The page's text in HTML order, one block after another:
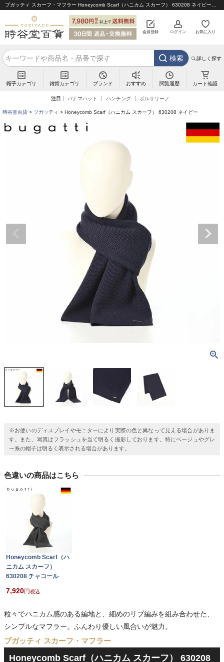
会員登録 ログイン お気に入り
検索 詳しく探す
帽子カテゴリ 雑貨カテゴリ ブランド おすすめ 閲覧履歴 カート確認
注目 パナマハット ハンチング ボルサリーノ
時谷堂百貨 ブガッティ Honeycomb Scarf（ハニカム スカーフ） 630208 ネイビー
※お使いのディスプレイやモニターにより実際の色と異なって見える場合がありま
す。また、写真はフラッシュを当て明るく撮影しております。特にベージュやグレ
ー系の帽子は明るく表示される場合があります。
色違いの商品はこちら
Honeycomb Scarf（ハ
ニカム スカーフ）
630208 チャコール
7,920 税込
粒々でハニカム感のある編地と、細めのリブ編みを組み合わせた、
シンプルなマフラー。ふんわり優しい風合いが魅力。
ブガッティ スカーフ・マフラー
Honeycomb Scarf（ハニカム スカーフ） 630208